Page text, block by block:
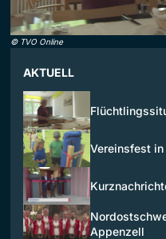
© TVO Online
AKTUELL
Vereinsfest in
Appenzell